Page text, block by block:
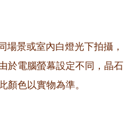
景或室內白燈光下拍攝，
於電腦螢幕設定不同，晶石
顏色以實物為準。